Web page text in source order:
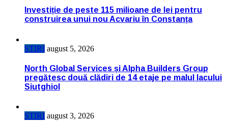
Investiție de peste 115 milioane de lei pentru
construirea unui nou Acvariu în Constanța
STIRI august 5, 2026
North Global Services și Alpha Builders Group
pregătesc două clădiri de 14 etaje pe malul lacului
Siutghiol
STIRI august 3, 2026